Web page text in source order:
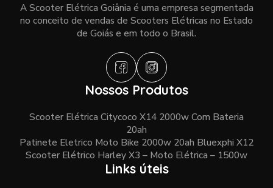
A Scooter Elétrica Goiânia é uma empresa segmentada
no conceito de vendas de Scooters Elétricas no Estado
de Goiás e em todo o Brasil.
Nossos Produtos
Scooter Elétrica Citycoco X14 2000w Com Bateria
20ah
Patinete Eletrico Moto Bike 2000w 20ah Bluexphi X12
Scooter Elétrico Harley X3 – Moto Elétrica – 1500w
Links úteis